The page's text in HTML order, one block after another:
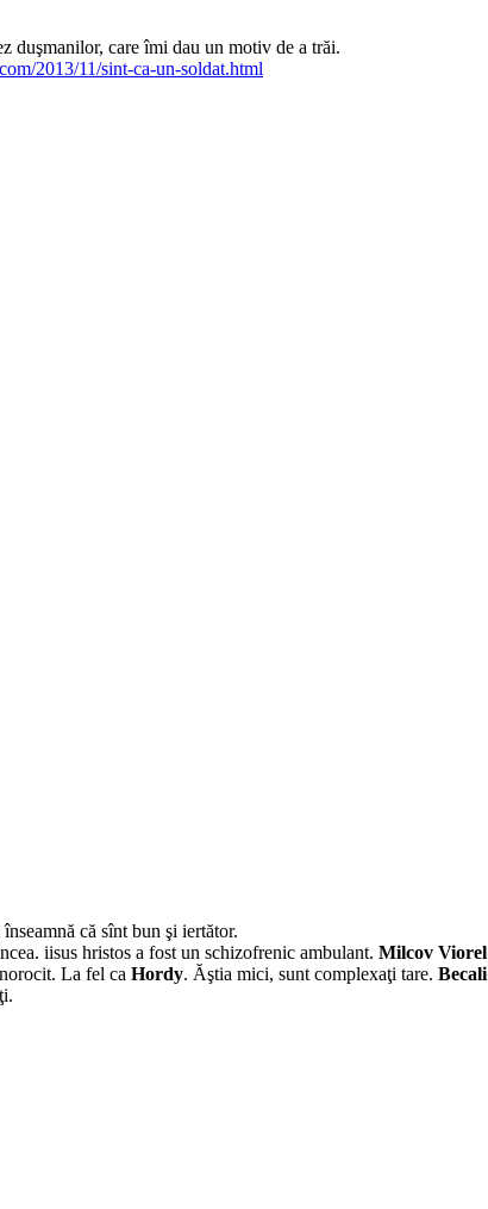
duşmanilor, care îmi dau un motiv de a trăi.
2013/11/sint-ca-un-soldat.html
că sînt bun şi iertător.
iisus hristos a fost un schizofrenic ambulant. Milcov Viorel
La fel ca Hordy. Ăştia mici, sunt complexaţi tare. Becali